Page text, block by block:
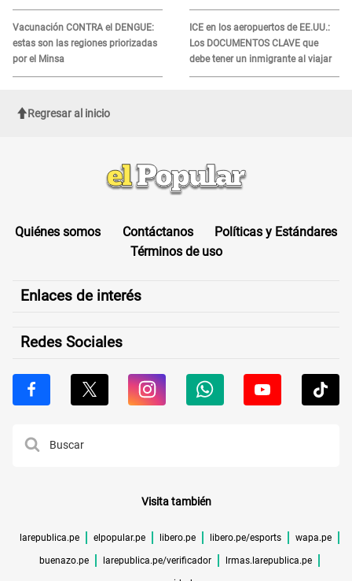
Vacunación CONTRA el DENGUE:
estas son las regiones priorizadas
por el Minsa
recibir la ayuda
ICE en los aeropuertos de EE.UU.:
Los DOCUMENTOS CLAVE que
debe tener un inmigrante al viajar
Regresar al inicio
Quiénes somos Contáctanos
Políticas y Estándares
Términos de uso
Enlaces de interés
Redes Sociales
Visita también
larepublica.pe elpopular.pe libero.pe libero.pe/esports wapa.pe
buenazo.pe larepublica.pe/verificador lrmas.larepublica.pe